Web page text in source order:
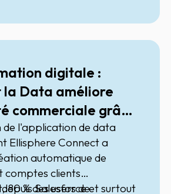
digitale :
la Data améliore
commerciale grâce
de l'application de data
Ellisphere Connect a
automatique de
comptes clients
Salesforce et surtout
% des users de